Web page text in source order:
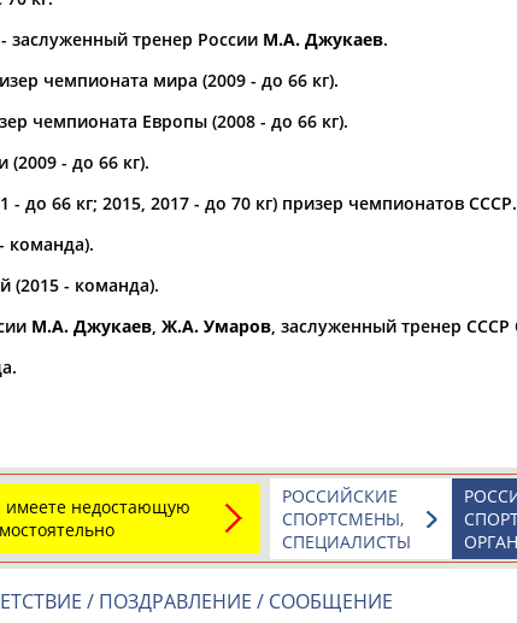
мм
Юлия
Каримжан
АБДРАХМАНОВ
Аделя
АБДРАХМАНОВА
Андрей
АБДУВАЛИЕВ
заслуженный тренер России М.А. Джукаев.
чемпионата мира (2009 - до 66 кг).
чемпионата Европы (2008 - до 66 кг).
- до 66 кг).
- до 66 кг; 2015, 2017 - до 70 кг) призер чемпионатов СССР.
команда).
(2015 - команда).
М.А. Джукаев Ж.А. Умаров , заслуженный тренер СССР
недостающую
РОССИЙСКИЕ
СПОРТСМЕНЫ,
СПЕЦИАЛИСТЫ
/ ПОЗДРАВЛЕНИЕ / СООБЩЕНИЕ